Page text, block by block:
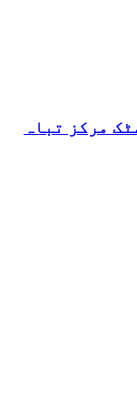
مرکز تباہ